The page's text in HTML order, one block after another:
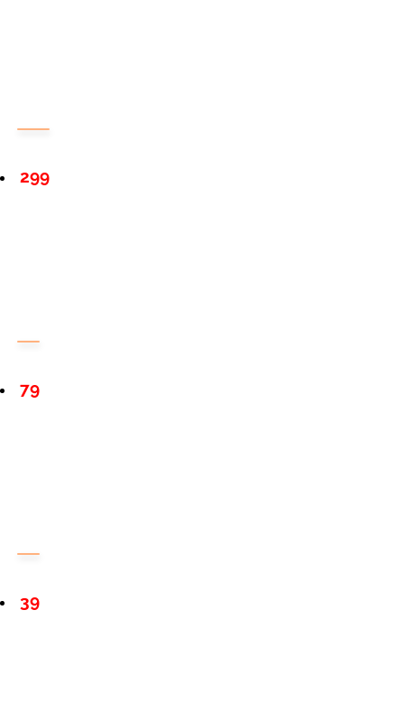
299
79
39